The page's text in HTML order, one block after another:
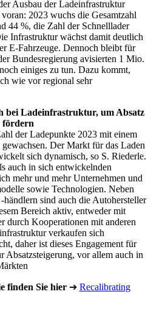
Ausbau der Ladeinfrastruktur
2023 wuchs die Gesamtzahl
44 %, die Zahl der Schnelllader
Infrastruktur wächst damit deutlich
E-Fahrzeuge. Dennoch bleibt für
Bundesregierung avisierten 1 Mio.
einiges zu tun. Dazu kommt,
wie vor regional sehr
bei Ladeinfrastruktur, um Absatz
fördern
der Ladepunkte 2023 mit einem
Der Markt für das Laden
sich dynamisch, so S. Riederle.
auch in sich entwickelnden
mehr und mehr Unternehmen und
sowie Technologien. Neben
händlern sind auch die Autohersteller
Bereich aktiv, entweder mit
durch Kooperationen mit anderen
verkaufen sich
daher ist dieses Engagement für
Absatzsteigerung, vor allem auch in
finden Sie hier➔ Recalibrating